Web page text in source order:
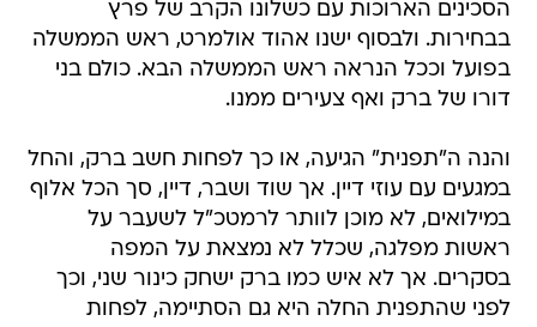
הסכינים הארוכות עם כשלונו הקרב של פרץ
בבחירות. ולבסוף ישנו אהוד אולמרט, ראש הממשלה
בפועל וככל הנראה ראש הממשלה הבא. כולם בני
דורו של ברק ואף צעירים ממנו.
והנה ה"תפנית" הגיעה, או כך לפחות חשב ברק, והחל
במגעים עם עוזי דיין. אך שוד ושבר, דיין, סך הכל אלוף
במילואים, לא מוכן לוותר לרמטכ"ל לשעבר על
ראשות מפלגה, שכלל לא נמצאת על המפה
בסקרים. אך לא איש כמו ברק ישחק כינור שני, וכך
לפני שהתפנית החלה היא גם הסתיימה, לפחות